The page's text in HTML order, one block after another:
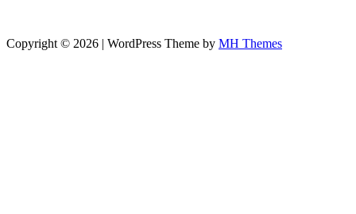
Copyright © 2026 | WordPress Theme by MH Themes